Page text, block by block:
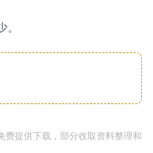
提供下载，部分收取资料整理和